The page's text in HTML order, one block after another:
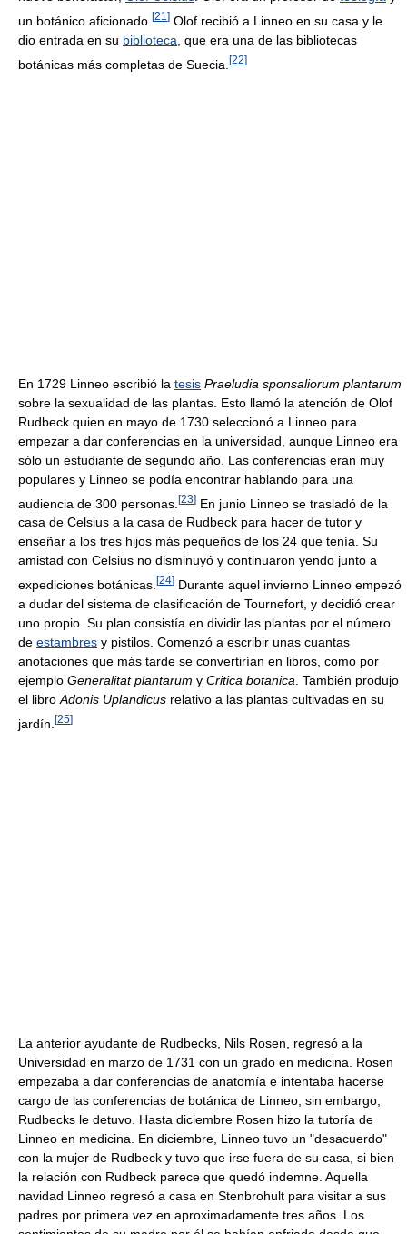
un botánico aficionado. [21 ] Olof recibió a Linneo en su casa y le
dio entrada en su biblioteca , que era una de las bibliotecas
botánicas más completas de Suecia. [22]
En 1729 Linneo escribió la tesis Praeludia sponsaliorum plantarum
sobre la sexualidad de las plantas. Esto llamó la atención de Olof
Rudbeck quien en mayo de 1730 seleccionó a Linneo para
empezar a dar conferencias en la universidad, aunque Linneo era
sólo un estudiante de segundo año. Las conferencias eran muy
populares y Linneo se podía encontrar hablando para una
audiencia de 300 personas. [23] En junio Linneo se trasladó de la
casa de Celsius a la casa de Rudbeck para hacer de tutor y
enseñar a los tres hijos más pequeños de los 24 que tenía. Su
amistad con Celsius no disminuyó y continuaron yendo junto a
expediciones botánicas. [24] Durante aquel invierno Linneo empezó
a dudar del sistema de clasificación de Tournefort, y decidió crear
uno propio. Su plan consistía en dividir las plantas por el número
de estambres y pistilos. Comenzó a escribir unas cuantas
anotaciones que más tarde se convertirían en libros, como por
ejemplo Generalitat plantarum y Critica botanica . También produjo
el libro Adonis Uplandicus relativo a las plantas cultivadas en su
jardín. [25]
La anterior ayudante de Rudbecks, Nils Rosen, regresó a la
Universidad en marzo de 1731 con un grado en medicina. Rosen
empezaba a dar conferencias de anatomía e intentaba hacerse
cargo de las conferencias de botánica de Linneo, sin embargo,
Rudbecks le detuvo. Hasta diciembre Rosen hizo la tutoría de
Linneo en medicina. En diciembre, Linneo tuvo un "desacuerdo"
con la mujer de Rudbeck y tuvo que irse fuera de su casa, si bien
la relación con Rudbeck parece que quedó indemne. Aquella
navidad Linneo regresó a casa en Stenbrohult para visitar a sus
padres por primera vez en aproximadamente tres años. Los